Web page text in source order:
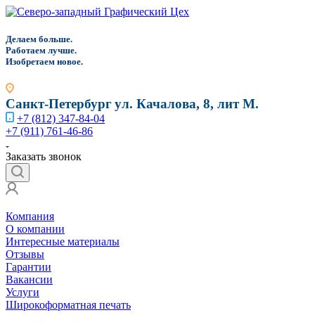
Делаем больше.
Работаем лучше.
Изобретаем новое.
Санкт-Петербургул. Качалова, 8, лит М.
+7 (812) 347-84-04
+7 (911) 761-46-86
Заказать звонок
Компания
О компании
Интересные материалы
Отзывы
Гарантии
Вакансии
Услуги
Широкоформатная печать